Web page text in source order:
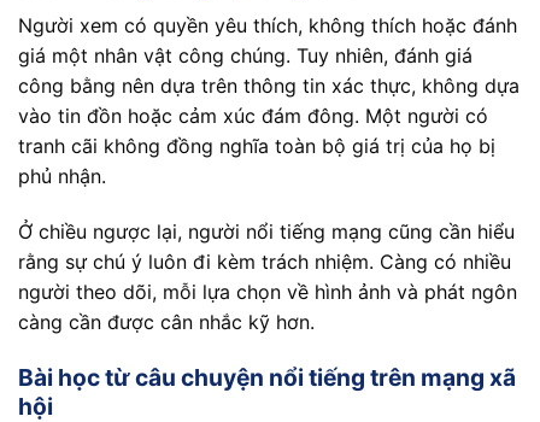
Người xem có quyền yêu thích, không thích hoặc đánh
giá một nhân vật công chúng. Tuy nhiên, đánh giá
công bằng nên dựa trên thông tin xác thực, không dựa
vào tin đồn hoặc cảm xúc đám đông. Một người có
tranh cãi không đồng nghĩa toàn bộ giá trị của họ bị
phủ nhận.
Ở chiều ngược lại, người nổi tiếng mạng cũng cần hiểu
rằng sự chú ý luôn đi kèm trách nhiệm. Càng có nhiều
người theo dõi, mỗi lựa chọn về hình ảnh và phát ngôn
càng cần được cân nhắc kỹ hơn.
Bài học từ câu chuyện nổi tiếng trên mạng xã
hội